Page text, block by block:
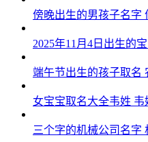
傍晚出生的男孩子名字
2025年11月4日出生的
端午节出生的孩子取名
女宝宝取名大全韦姓
三个字的机械公司名字